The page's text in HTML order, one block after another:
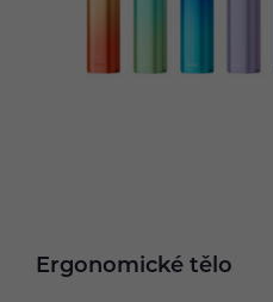
Ergonomické tělo